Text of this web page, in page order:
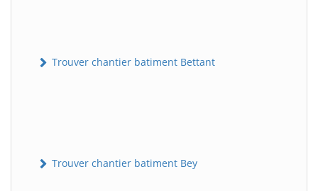
Trouver chantier batiment Bettant
Trouver chantier batiment Bey